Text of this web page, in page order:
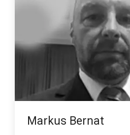
Markus Bernat